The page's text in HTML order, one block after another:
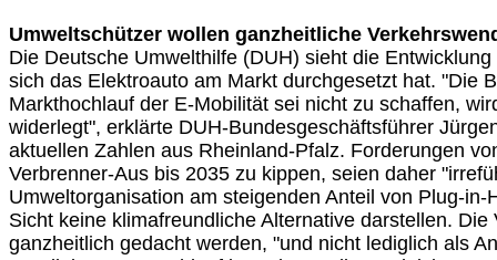
Umweltschützer wollen ganzheitliche
Die Deutsche Umwelthilfe (DUH) sieht die
sich das Elektroauto am Markt durchgesetzt hat. "Die
Markthochlauf der E-Mobilität sei nicht zu schaffen,
widerlegt", erklärte DUH-Bundesgeschäftsführer
aktuellen Zahlen aus Rheinland-Pfalz. Forderungen
Verbrenner-Aus bis 2035 zu kippen, seien daher
Umweltorganisation am steigenden Anteil von Plug-in-
Sicht keine klimafreundliche Alternative darstellen. Die
ganzheitlich gedacht werden, "und nicht lediglich als